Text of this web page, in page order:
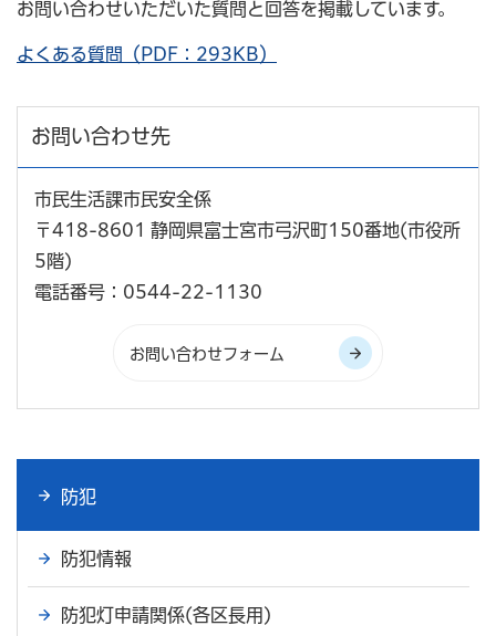
お問い合わせいただいた質問と回答を掲載しています。
よくある質問（PDF：293KB）
お問い合わせ先
市民生活課市民安全係
〒418-8601 静岡県富士宮市弓沢町150番地(市役所
5階)
電話番号：0544-22-1130
防犯
防犯情報
防犯灯申請関係(各区長用)